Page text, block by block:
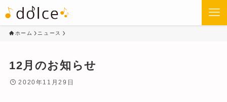
ホーム ニュース
12月のお知らせ
2020年11月29日